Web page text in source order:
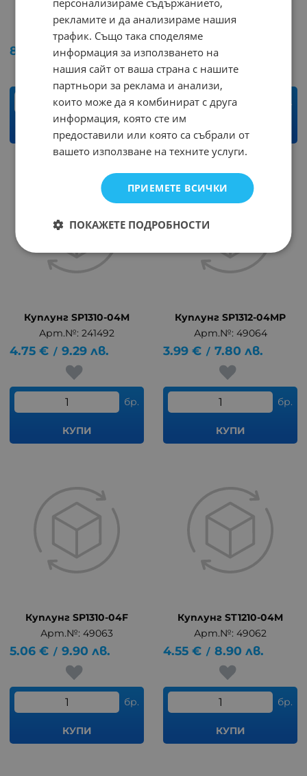
Куплунг 07WMK
Арт.№: 242381
8.64 / 16.90 лв.
бр.
КУПИ
Куплунг SP1312-04FP
Арт.№: 241493
4.75 € / 9.29
бр.
КУПИ
Куплунг SP1310-04M
Арт.№: 241492
4.75 € / 9.29 лв.
бр.
КУПИ
Куплунг SP1312-04MP
Арт.№: 49064
3.99 € / 7.80 лв.
бр.
КУПИ
Куплунг SP1310-04F
Арт.№: 49063
5.06 € / 9.90 лв.
бр.
КУПИ
Куплунг ST1210-04M
Арт.№: 49062
4.55 € / 8.90 лв.
бр.
КУПИ
персонализираме съдържанието,
рекламите и да анализираме нашия
трафик. Също така споделяме
информация за използването на
нашия сайт от ваша страна с нашите
партньори за реклама и анализи,
които може да я комбинират с друга
информация, която сте им
предоставили или която са събрали от
вашето използване на техните услуги.
ПРИЕМЕТЕ ВСИЧКИ
ПОКАЖЕТЕ ПОДРОБНОСТИ